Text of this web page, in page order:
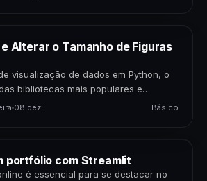
Alterar o Tamanho de Figuras
visualização de dados em Python, o
bibliotecas mais populares e
Para cientistas de dados,…
08 dez Básico
portfólio com Streamlit
é essencial para se destacar no